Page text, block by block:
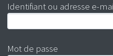
Identifiant ou adresse e-
Mot de passe